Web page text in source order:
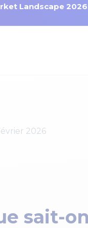
Landscape
2026
sait-